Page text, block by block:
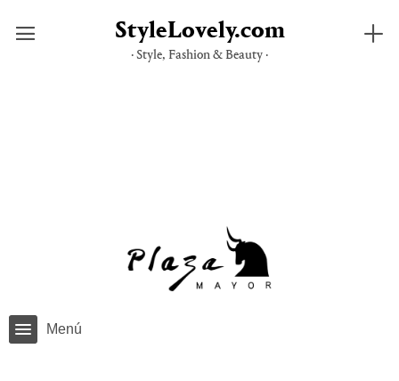
StyleLovely.com
· Style, Fashion & Beauty ·
Menú